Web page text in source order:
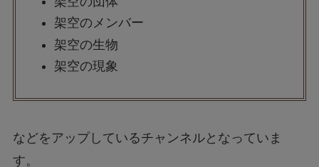
架空のメンバー
架空の生物
架空の現象
などをアップしているチャンネルとなっていま
す。